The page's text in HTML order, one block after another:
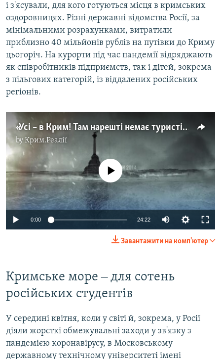
і з'ясували, для кого готуються місця в кримських
оздоровницях. Різні державні відомства Росії, за
мінімальними розрахунками, витратили
приблизно 40 мільйонів рублів на путівки до Криму
цьогоріч. На курорти під час пандемії відряджають
як співробітників підприємств, так і дітей, зокрема
з пільгових категорій, із віддалених російських
регіонів.​
«Усі – в Крим! Там нарешті немає туристів» (відео)
byКрим.Реалії
1080p
No media source currently available
0:00 24:22
Завантажити на комп'ютер
Кримське море ‒ для сотень
російських студентів
У середині квітня, коли у світі й, зокрема, у Росії
діяли жорсткі обмежувальні заходи у зв'язку з
пандемією коронавірусу, в Московському
державному технічному університеті імені